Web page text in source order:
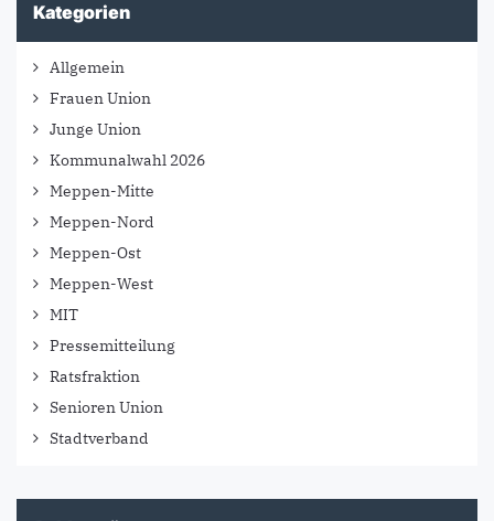
Kategorien
Allgemein
Frauen Union
Junge Union
Kommunalwahl 2026
Meppen-Mitte
Meppen-Nord
Meppen-Ost
Meppen-West
MIT
Pressemitteilung
Ratsfraktion
Senioren Union
Stadtverband